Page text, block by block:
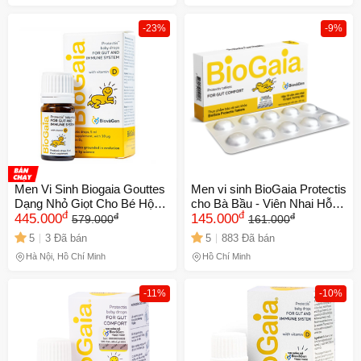
-23%
Men Vi Sinh Biogaia Gouttes
Dạng Nhỏ Giọt Cho Bé Hộp
5ml 259819
445.000đ 579.000đ
5 3 Đã bán
Hà Nội, Hồ Chí Minh
-9%
Men vi sinh BioGaia Protectis
cho Bà Bầu - Viên Nhai Hỗ
Trợ Tiêu Hóa và Hấp Thu
Dinh Dưỡng Dễ Dùng,
Hương Dâu Ngọt Ngào
145.000đ 161.000đ
5 883 Đã bán
Hồ Chí Minh
-11% -10%